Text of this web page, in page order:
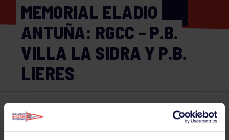
MEMORIAL ELADIO
ANTUÑA: RGCC – P.B.
VILLA LA SIDRA Y P.B.
LIERES
Comparte